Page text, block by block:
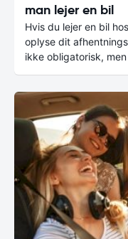
man lejer en bil
Hvis du lejer en bil
oplyse dit
ikke obligatorisk,